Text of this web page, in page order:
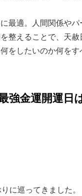
最適。人間関係や
整えることで、天
をしたいのか何を
強金運開運日
に巡ってきました。